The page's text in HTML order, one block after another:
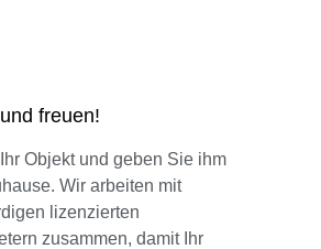
freuen!
Objekt und geben Sie ihm
Wir arbeiten mit
lizenzierten
zusammen, damit Ihr